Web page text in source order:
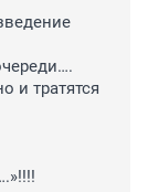
и тратятся